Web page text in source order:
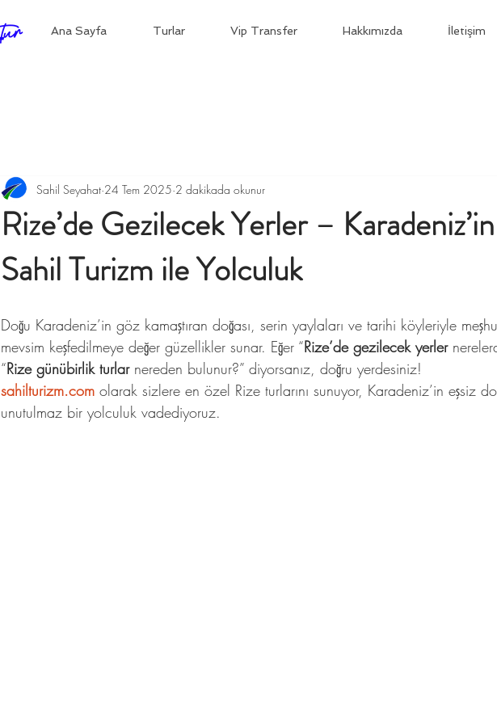
Ana Sayfa Turlar Vip Transfer Hakkımızda İletişim
Rize’de Gezilecek Yerler –
Sahil Turizm ile Yolculuk
Sahil Seyahat 24 Tem 2025 2 dakikada okunur
Doğu Karadeniz’in göz kamaştıran doğası, serin yaylaları ve tarihi köyleriyle
mevsim keşfedilmeye değer güzellikler sunar. Eğer “Rize’de gezilecek yerler
“Rize günübirlik turlar nereden bulunur?” diyorsanız, doğru yerdesiniz!
sahilturizm.com olarak sizlere en özel Rize turlarını sunuyor, Karadeniz’in eşsiz
unutulmaz bir yolculuk vadediyoruz.